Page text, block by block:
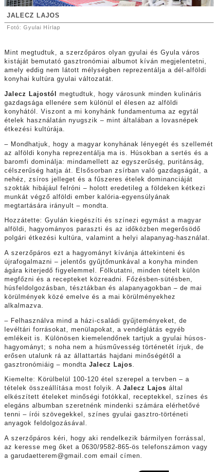
JALECZ LAJOS
Fotó: Gyulai Hírlap
Mint megtudtuk, a szerzőpáros olyan gyulai és Gyula város
kistáját bemutató gasztronómiai albumot kíván megjelentetni,
amely eddig nem látott mélységben reprezentálja a dél-alföldi
konyhai kultúra gyulai változatát.
Jalecz Lajostól megtudtuk, hogy városunk minden kulináris
gazdagsága ellenére sem különül el élesen az alföldi
konyhától. Viszont a mi konyhánk fundamentuma az egytál
ételek használatán nyugszik – mint általában a lovasnépek
étkezési kultúrája.
– Mondhatjuk, hogy a magyar konyhának lényegét és szellemét
az alföldi konyha reprezentálja ma is. Húsokban a sertés és a
baromfi dominálja: mindamellett az egyszerűség, puritánság,
célszerűség hatja át. Elsősorban zsírban való gazdagságát, a
nehéz, zsíros jelleget és a fűszeres ételek dominanciáját
szokták hibájául felróni – holott eredetileg a földeken kétkezi
munkát végző alföldi ember kalória-egyensúlyának
megtartására irányult – mondta.
Hozzátette: Gyulán kiegészíti és színezi egymást a magyar
alföldi, hagyományos paraszti és az időközben megerősödő
polgári étkezési kultúra, valamint a helyi alapanyag-használat.
A szerzőpáros ezt a hagyományt kívánja áttekinteni és
újrafogalmazni – jelentős gyűjtőmunkával a konyha minden
ágára kiterjedő figyelemmel. Fölkutatni, minden tételt külön
megfőzni és a recepteket közreadni. Főzésben-sütésben,
húsfeldolgozásban, tésztákban és alapanyagokban – de mai
körülmények közé emelve és a mai körülményekhez
alkalmazva.
– Felhasználva mind a házi-családi gyűjteményeket, de
levéltári forrásokat, menülapokat, a vendéglátás egyéb
emlékeit is. Különösen kiemelendőnek tartjuk a gyulai húsos-
hagyományt; s noha nem a húsművesség történetét írjuk, de
erősen utalunk rá az állattartás hajdani minőségétől a
gasztronómiáig – mondta Jalecz Lajos
Kiemelte: Körülbelül 100-120 étel szerepel a tervben – a
tételek összeállítása most folyik. A Jalecz Lajos által
elkészített ételeket minőségi fotókkal, receptekkel, színes és
elegáns albumban szeretnénk mindenki számára elérhetővé
tenni – írói szövegekkel, színes gyulai gasztro-történeti
anyagok feldolgozásával.
A szerzőpáros kéri, hogy aki rendelkezik bármilyen forrással,
az keresse meg őket a 0630/9582-865-ös telefonszámon vagy
a garudaetterem@gmail.com email címen.